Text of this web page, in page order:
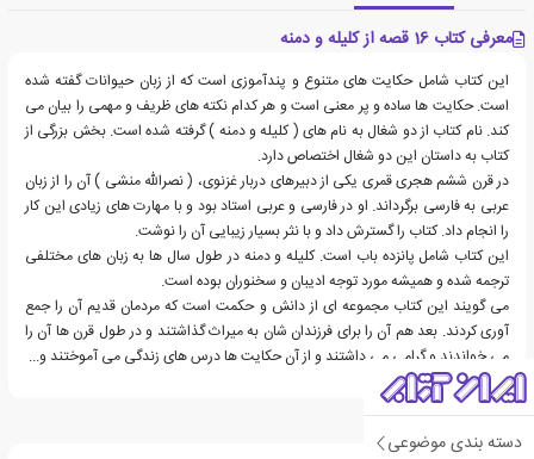
دسته بندی موضوعی
معرفی کتاب 16 قصه از کلیله و دمنه
این کتاب شامل حکایت های متنوع و پندآموزی است که از زبان حیوانات گفته شده
است. حکایت ها ساده و پر معنی است و هر کدام نکته های ظریف و مهمی را بیان می
کند. نام کتاب از دو شغال به نام های ( کلیله و دمنه ) گرفته شده است. بخش بزرگی از
کتاب به داستان این دو شغال اختصاص دارد.
در قرن ششم هجری قمری یکی از دبیرهای دربار غزنوی، ( نصرالله منشی ) آن را از زبان
عربی به فارسی برگرداند. او در فارسی و عربی استاد بود و با مهارت های زیادی این کار
را انجام داد. کتاب را گسترش داد و با نثر بسیار زیبایی آن را نوشت.
این کتاب شامل پانزده باب است. کلیله و دمنه در طول سال ها به زبان های مختلفی
ترجمه شده و همیشه مورد توجه ادیبان و سخنوران بوده است.
می گویند این کتاب مجموعه ای از دانش و حکمت است که مردمان قدیم آن را جمع
آوری کردند. بعد هم آن را برای فرزندان شان به میراث گذاشتند و در طول قرن ها آن را
می خواندند و گرامی می داشتند و از آن حکایت ها درس های زندگی می آموختند و...
درباره مژگان شیخی